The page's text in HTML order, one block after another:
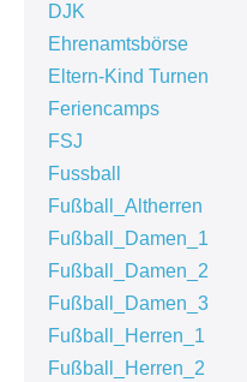
DJK
Ehrenamtsbörse
Eltern-Kind Turnen
Feriencamps
FSJ
Fussball
Fußball_Altherren
Fußball_Damen_1
Fußball_Damen_2
Fußball_Damen_3
Fußball_Herren_1
Fußball_Herren_2